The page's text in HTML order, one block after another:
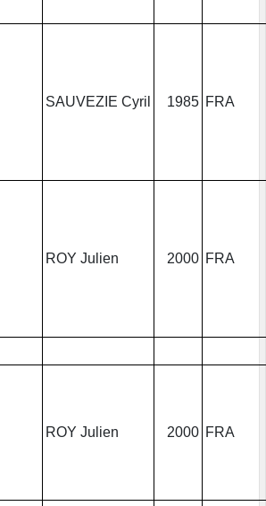
SAUVEZIE Cyril 1985 FRA
ROY Julien 2000 FRA
ROY Julien 2000 FRA